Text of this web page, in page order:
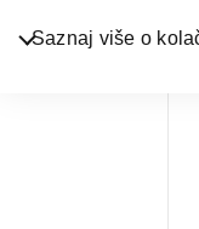
Saznaj više o
Bela tehnika